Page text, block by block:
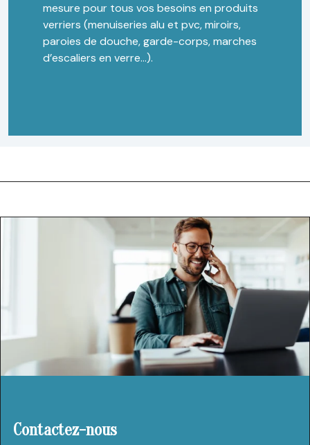
mesure pour tous vos besoins en produits
verriers (menuiseries alu et pvc, miroirs,
paroies de douche, garde-corps, marches
d’escaliers en verre…).
Contactez-nous